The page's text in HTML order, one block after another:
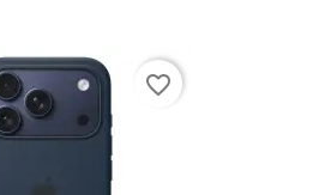
favorite_border